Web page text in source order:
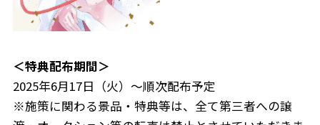
＜特典配布期間＞
2025年6月17日（火）〜順次配布予定
※施策に関わる景品・特典等は、全て第三者への譲